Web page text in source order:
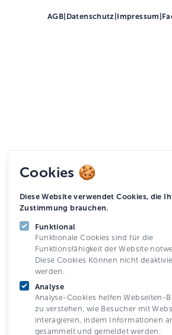
Cookies 🍪
Diese Website verwendet Cookies, die
Zustimmung brauchen.
Funktional
Funktionale Cookies sind für die
Funktionsfähigkeit der Website
Diese Cookies Können nicht
werden.
Analyse
Analyse-Cookies helfen Webseiten-
zu verstehen, wie Besucher mit
interagieren, indem Informationen
gesammelt und gemeldet werden.
AGB| Datenschutz|Impressum |